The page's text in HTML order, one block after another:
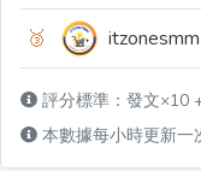
🥉 itzonesmm
評分標準：發文×10
本數據每小時更新一